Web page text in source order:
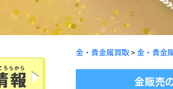
金・貴金属買取>金・貴金
金販売